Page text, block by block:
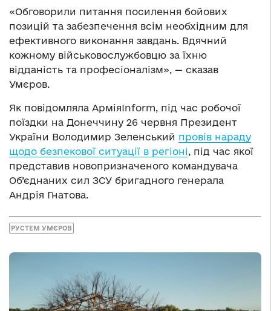
«Обговорили питання посилення бойових
позицій та забезпечення всім необхідним для
ефективного виконання завдань. Вдячний
кожному військовослужбовцю за їхню
відданість та професіоналізм», — сказав
Умєров.
Як повідомляла АрміяInform, під час робочої
поїздки на Донеччину 26 червня Президент
України Володимир Зеленський провів нараду
щодо безпекової ситуації в регіоні, під час якої
представив новопризначеного командувача
Об’єднаних сил ЗСУ бригадного генерала
Андрія Гнатова.
РУСТЕМ УМЄРОВ